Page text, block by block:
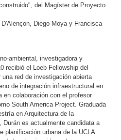
del Magíster de Proyecto
Diego Moya y Francisca
ambiental, investigadora y
recibió el Loeb Fellowship del
una red de investigación abierta
de integración infraestructural en
en colaboración con el profesor
South America Project. Graduada
en Arquitectura de la
Durán es actualmente candidata a
planificación urbana de la UCLA